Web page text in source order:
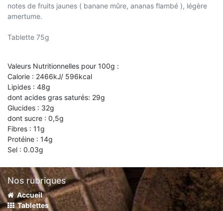
notes de fruits jaunes ( banane mûre, ananas flambé ), légère
amertume.
Tablette 75g
Valeurs Nutritionnelles pour 100g :
Calorie : 2466kJ/ 596kcal
Lipides : 48g
dont acides gras saturés: 29g
Glucides : 32g
dont sucre : 0,5g
Fibres : 11g
Protéine : 14g
Sel : 0.03g
Nos rubriques
Accueil
Tablettes